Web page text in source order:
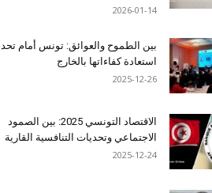
2026-01-14
بين الطموح والعوائق: تونس أمام
استعادة كفاءاتها بالخارج
2025-12-26
الاقتصاد التونسي 2025: بين الصمود
الاجتماعي وتحديات التنافسية القارية
2025-12-24